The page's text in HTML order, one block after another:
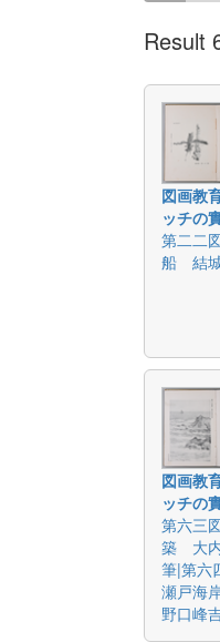
Result
図画教
ッチの
第二二
船 結
図画教
ッチの
第六三
築 大
筆|第六
瀬戸海
野口峰